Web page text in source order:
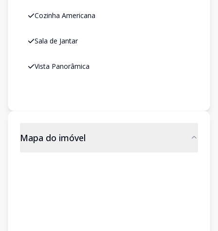
Cozinha Americana
Sala de Jantar
Vista Panorâmica
Mapa do imóvel